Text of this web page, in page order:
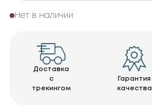
Нет в наличии
Доставка
с
трекингом
Гарантия
качества